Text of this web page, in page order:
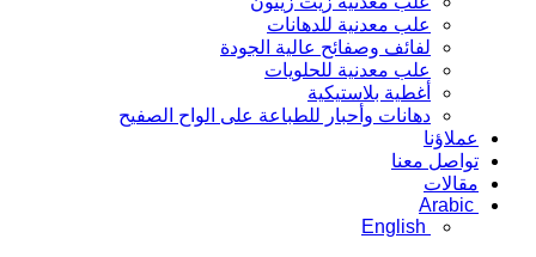
علب معدنية للدهانات
لفائف وصفائح عالية الجودة
علب معدنية للحلويات
أغطية بلاستيكية
دهانات وأحبار للطباعة على الواح الصفيح
عملاؤنا
تواصل معنا
مقالات
Arabic
English